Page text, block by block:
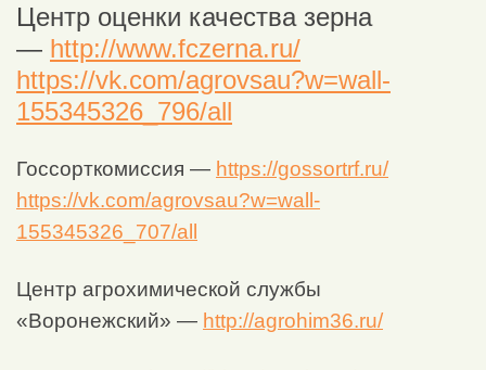
Центр оценки качества зерна
— http://www.fczerna.ru/
https://vk.com/agrovsau?w=wall-
155345326_796/all
Госсорткомиссия — https://gossortrf.ru/
https://vk.com/agrovsau?w=wall-
155345326_707/all
Центр агрохимической службы
«Воронежский» — http://agrohim36.ru/